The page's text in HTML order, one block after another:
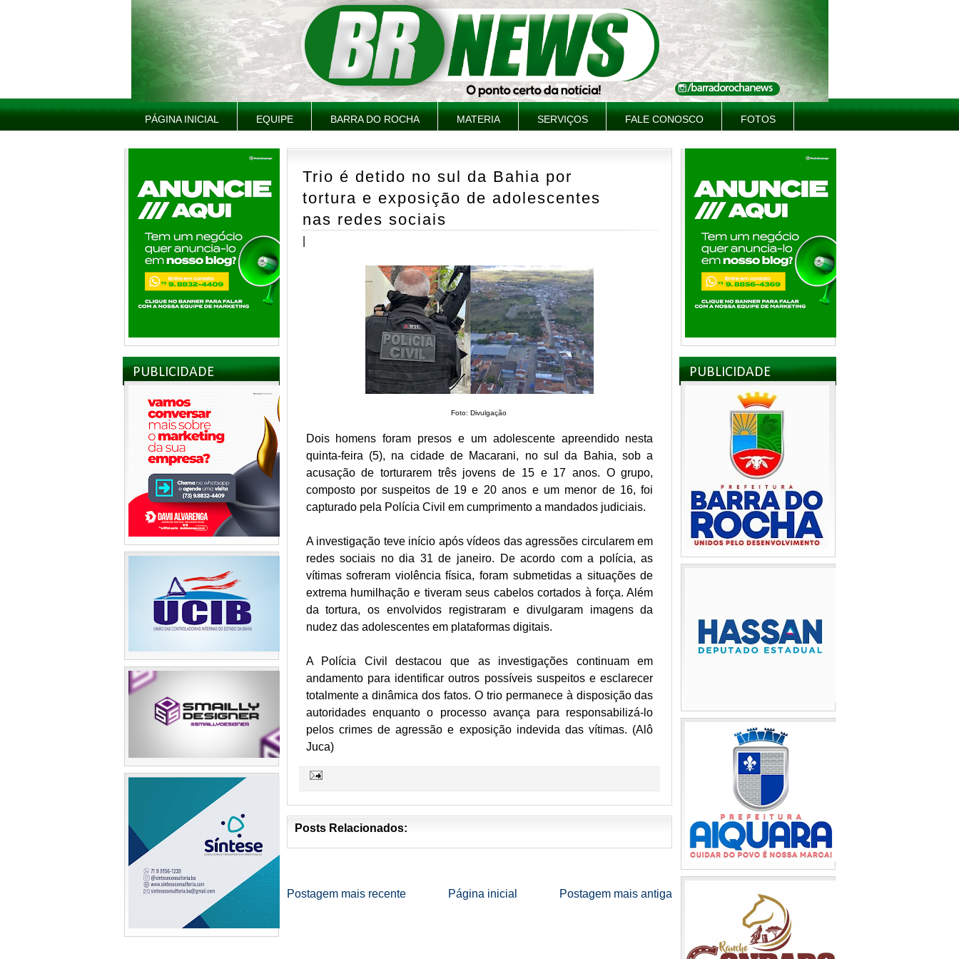
PÁGINA INICIAL EQUIPE BARRA DO ROCHA MATERIA SERVIÇOS FALE CONOSCO FOTOS
PUBLICIDADE
Trio é detido no sul da Bahia por
tortura e exposição de adolescentes
nas redes sociais
Foto: Divulgação
Dois homens foram presos e um adolescente apreendido nesta
quinta-feira (5), na cidade de Macarani, no sul da Bahia, sob a
acusação de torturarem três jovens de 15 e 17 anos. O grupo,
composto por suspeitos de 19 e 20 anos e um menor de 16, foi
capturado pela Polícia Civil em cumprimento a mandados judiciais.
A investigação teve início após vídeos das agressões circularem em
redes sociais no dia 31 de janeiro. De acordo com a polícia, as
vítimas sofreram violência física, foram submetidas a situações de
extrema humilhação e tiveram seus cabelos cortados à força. Além
da tortura, os envolvidos registraram e divulgaram imagens da
nudez das adolescentes em plataformas digitais.
A Polícia Civil destacou que as investigações continuam em
andamento para identificar outros possíveis suspeitos e esclarecer
totalmente a dinâmica dos fatos. O trio permanece à disposição das
autoridades enquanto o processo avança para responsabilizá-lo
pelos crimes de agressão e exposição indevida das vítimas. (Alô
Juca)
Posts Relacionados:
Postagem mais recente Postagem mais antiga
Página inicial
PUBLICIDADE